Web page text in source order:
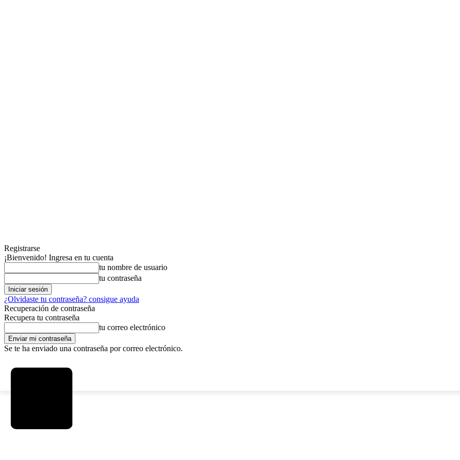
Registrarse
¡Bienvenido! Ingresa en tu cuenta
tu nombre de usuario
tu contraseña
¿Olvidaste tu contraseña? consigue ayuda
Recuperación de contraseña
Recupera tu contraseña
tu correo electrónico
Se te ha enviado una contraseña por correo electrónico.